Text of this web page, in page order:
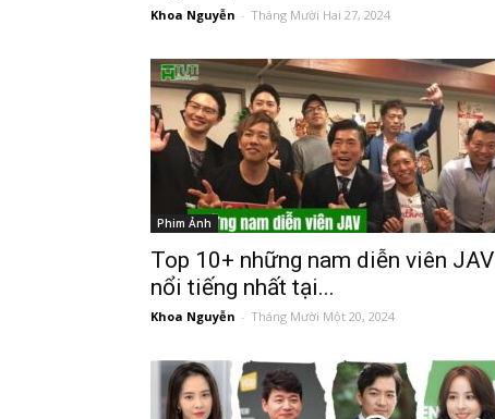
Khoa Nguyễn - Tháng Mười Hai 27, 2024
Phim Ảnh
Top 10+ những nam diễn viên JAV
nổi tiếng nhất tại...
Khoa Nguyễn - Tháng Mười Một 20, 2024